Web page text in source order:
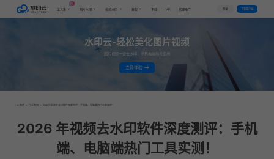
工具集 图片水印 视频水印 教程 下载 VIP 代理推广 登录 下载客户端
水印云-轻松美化图片视频
图片视频一键去水印，手机电脑均可使用
立即体验
首页 > 行业资讯 > 2026 年视频去水印软件深度测评：手机端、电脑端热门工具实测！
2026 年视频去水印软件深度测评：手机
端、电脑端热门工具实测！